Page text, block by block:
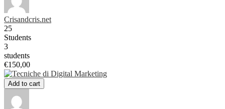
Crisandcris.net
25
Students
3
students
€150,00
Add to cart